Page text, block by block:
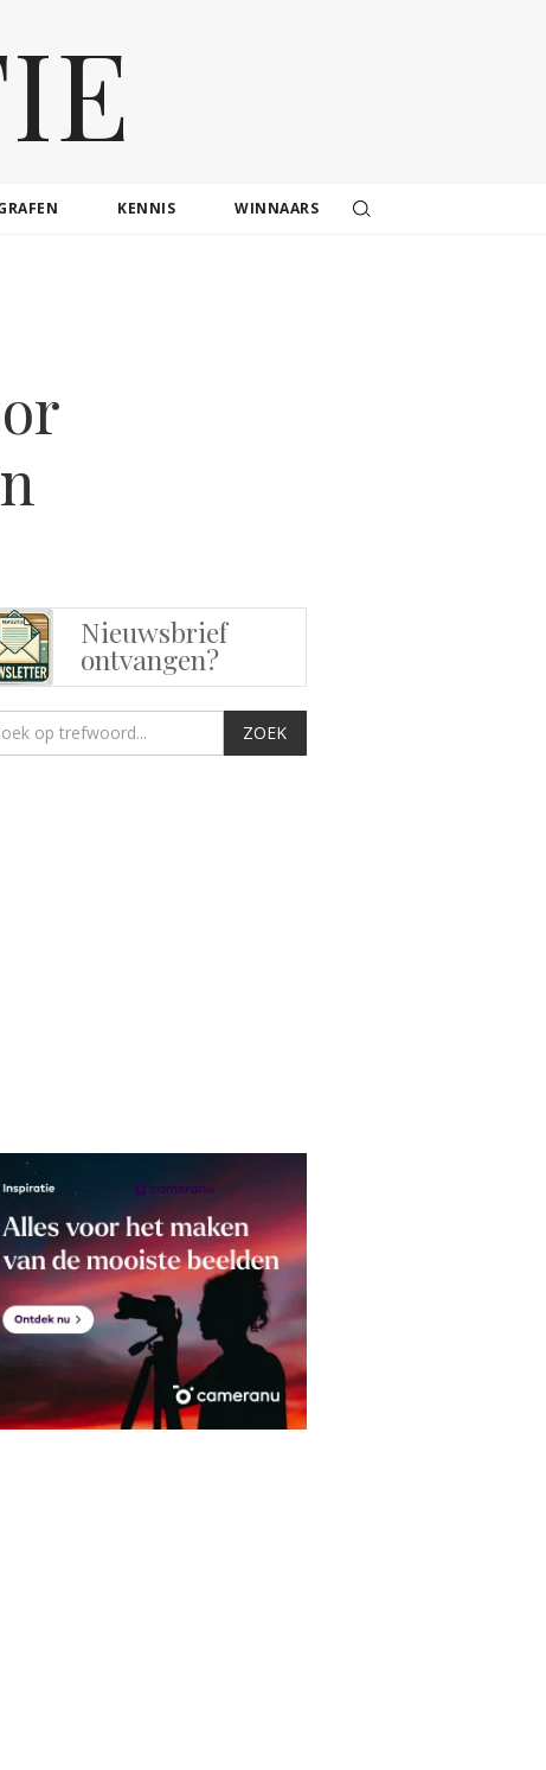
KENNIS WINNAARS
Nieuwsbrief
ontvangen?